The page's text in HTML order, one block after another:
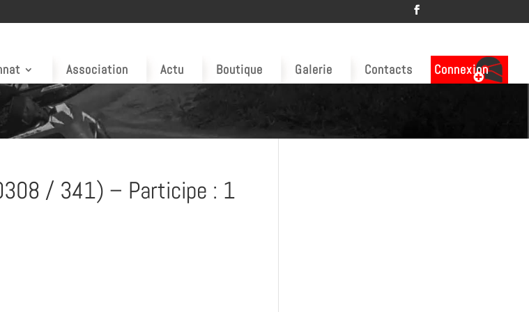
Association Actu Boutique Galerie Contacts Connexion
/ 341) – Participe : 1